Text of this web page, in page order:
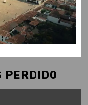
PERDIDO